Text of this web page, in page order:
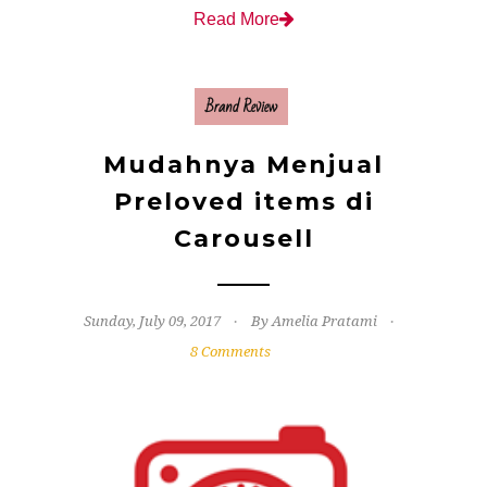
Read More
Brand Review
Mudahnya Menjual
Preloved items di
Carousell
Sunday, July 09, 2017
By Amelia Pratami
8 Comments